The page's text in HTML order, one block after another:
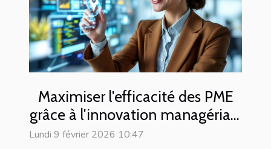
Maximiser l'efficacité des PME
grâce à l'innovation managériale
en 2026
Lundi 9 février 2026 10:47